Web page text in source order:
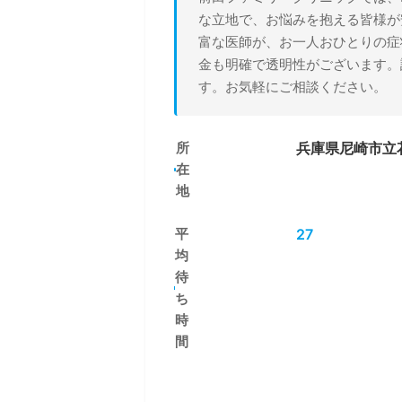
な立地で、お悩みを抱える皆様
富な医師が、お一人おひとりの
金も明確で透明性がございます
す。お気軽にご相談ください。
所
在
地
兵庫県尼崎市
平
均
待
ち
時
間
27